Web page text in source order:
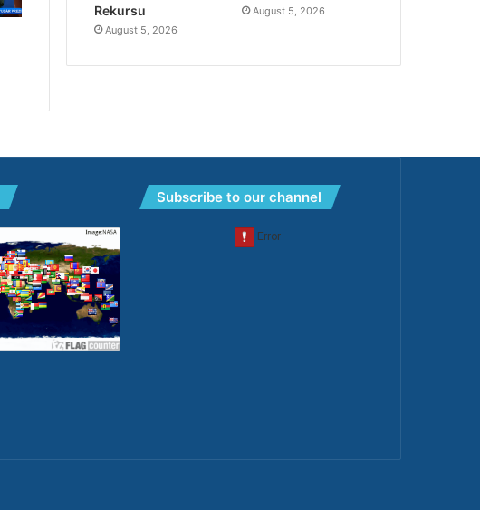
Rekursu
August 5, 2026
August 5, 2026
Subscribe to our channel